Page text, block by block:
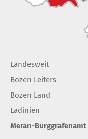
Landesweit
Bozen Leifers
Bozen Land
Ladinien
Meran-Burggrafenamt